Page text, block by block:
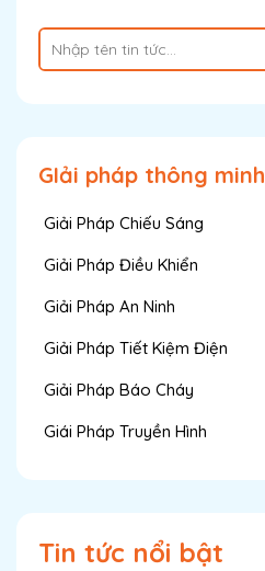
GIải pháp thông minh
Giải Pháp Chiếu Sáng
Giải Pháp Điều Khiển
Giải Pháp An Ninh
Giải Pháp Tiết Kiệm Điện
Giải Pháp Báo Cháy
Giái Pháp Truyền Hình
Tin tức nổi bật